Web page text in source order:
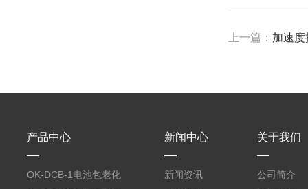
上一篇： 加速
产品中心
OK-DCB-1电池包老化
新闻中心
新闻资讯
关于我们
公司简介